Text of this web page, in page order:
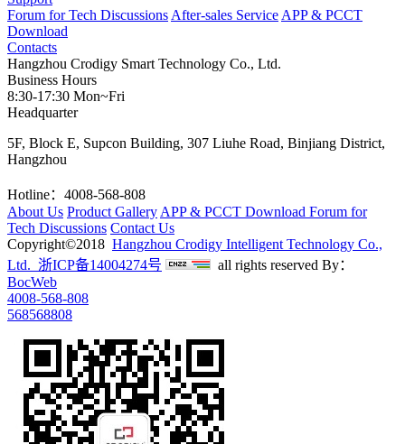
Forum for Tech Discussions After-sales Service APP & PCCT
Download
Contacts
Hangzhou Crodigy Smart Technology Co., Ltd.
Business Hours
8:30-17:30 Mon~Fri
Headquarter
5F, Block E, Supcon Building, 307 Liuhe Road, Binjiang District,
Hangzhou
Hotline：4008-568-808
About Us Product Gallery APP & PCCT Download Forum for
Tech Discussions Contact Us
Copyright©2018 Hangzhou Crodigy Intelligent Technology Co.,
Ltd. 浙ICP备14004274号
all rights reserved By：
BocWeb
4008-568-808
568568808